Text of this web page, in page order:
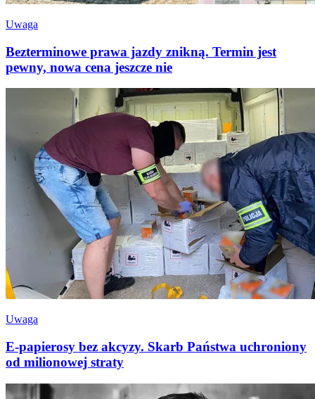
Uwaga
Bezterminowe prawa jazdy znikną. Termin jest
pewny, nowa cena jeszcze nie
Uwaga
E-papierosy bez akcyzy. Skarb Państwa uchroniony
od milionowej straty